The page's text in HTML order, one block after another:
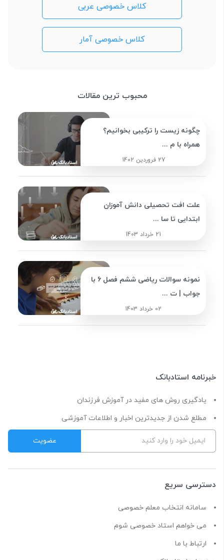
کلاس خصوصی عربی
کلاس خصوصی آمار
محبوب ترین مقالات
چگونه زیست را ترکیبی بخوانیم؟
همراه با م ...
27 فروردین 1402
علت افت تحصیلی دانش آموزان
ابتدایی تا سا ...
21 خرداد 1403
نمونه سوالات ریاضی ششم فصل 6 با
جواب | ت ...
02 خرداد 1403
خبرنامه استادبانک
یادگیری روش های مفید در آموزش فرزندان
مطلع شدن از جدیدترین اخبار و اطلاعات آموزشی
دسترسی سریع
سامانه انتخاب معلم خصوصی
می خواهم استاد خصوصی شوم
ارتباط با ما